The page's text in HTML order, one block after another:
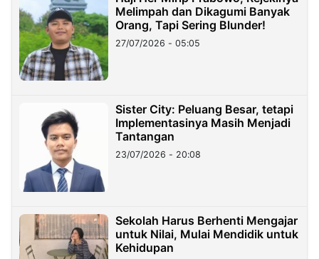
Melimpah dan Dikagumi Banyak
Orang, Tapi Sering Blunder!
27/07/2026 - 05:05
Sister City: Peluang Besar, tetapi
Implementasinya Masih Menjadi
Tantangan
23/07/2026 - 20:08
Sekolah Harus Berhenti Mengajar
untuk Nilai, Mulai Mendidik untuk
Kehidupan